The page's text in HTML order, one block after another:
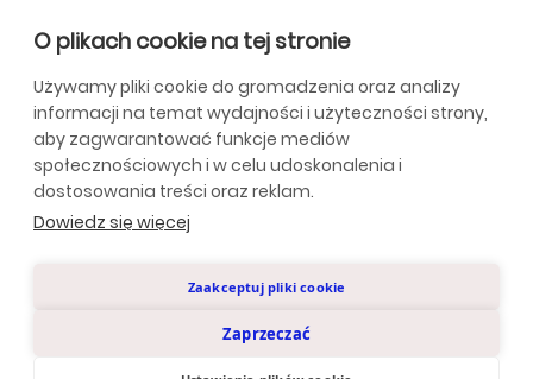
O plikach cookie na tej stronie
Używamy pliki cookie do gromadzenia oraz analizy
informacji na temat wydajności i użyteczności strony,
aby zagwarantować funkcje mediów
społecznościowych i w celu udoskonalenia i
dostosowania treści oraz reklam.
Dowiedz się więcej
Zaakceptuj pliki cookie
Zaprzeczać
*Subskrybując, wyrażasz zgodę na otrzymywanie aktualizacji od
naszej firmy. Szczegóły wPolitycę Prywatności.
Design by
Polityka Prywatności